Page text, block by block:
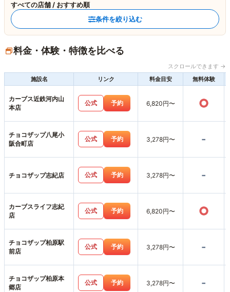
すべての店舗 / おすすめ順
条件を絞り込む
料金・体験・特徴を比べる
スクロールできます →
施設名
リンク 料金目安 無料体験
カーブス近鉄河内山
本店
公式 予約 6,820円〜 ○
チョコザップ八尾小
阪合町店
公式 予約 3,278円〜 -
チョコザップ志紀店 公式 予約 3,278円〜 -
カーブスライフ志紀
店
公式 予約 6,820円〜 ○
チョコザップ柏原駅
前店
公式 予約 3,278円〜 -
チョコザップ柏原本
郷店
公式 予約 3,278円〜 -